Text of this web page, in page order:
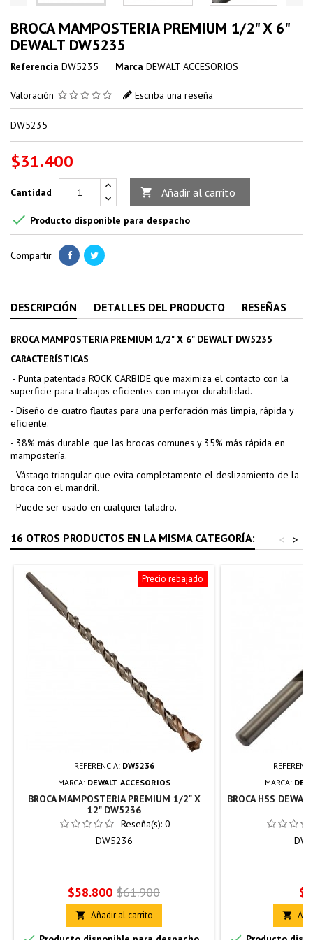
BROCA MAMPOSTERIA PREMIUM 1/2" X 6"
DEWALT DW5235
Referencia DW5235 Marca DEWALT ACCESORIOS
Valoración Escriba una reseña
DW5235
$31.400
Cantidad  Añadir al carrito
 Producto disponible para despacho
Compartir
DESCRIPCIÓN DETALLES DEL PRODUCTO RESEÑAS
BROCA MAMPOSTERIA PREMIUM 1/2" X 6" DEWALT DW5235
CARACTERÍSTICAS
- Punta patentada ROCK CARBIDE que maximiza el contacto con la
superficie para trabajos eficientes con mayor durabilidad.
- Diseño de cuatro flautas para una perforación más limpia, rápida y
eficiente.
- 38% más durable que las brocas comunes y 35% más rápida en
mampostería.
- Vástago triangular que evita completamente el deslizamiento de la
broca con el mandril.
- Puede ser usado en cualquier taladro.
16 OTROS PRODUCTOS EN LA MISMA CATEGORÍA: >
<
Precio rebajado
REFERENCIA: DW5236
MARCA: DEWALT ACCESORIOS
BROCA MAMPOSTERIA PREMIUM 1/2" X
12" DW5236
Reseña(s): 0
DW5236
Precio
$58.800 Precio
base
$61.900
 Añadir al carrito
MARCA:
BROCA HSS
